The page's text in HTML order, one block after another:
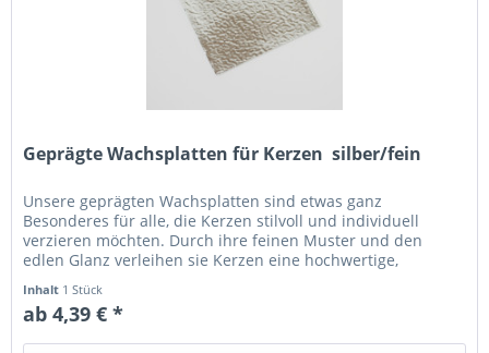
Geprägte Wachsplatten für Kerzen  silber/fein
Unsere geprägten Wachsplatten sind etwas ganz
Besonderes für alle, die Kerzen stilvoll und individuell
verzieren möchten. Durch ihre feinen Muster und den
edlen Glanz verleihen sie Kerzen eine hochwertige,
Inhalt 1 Stück
ab 4,39 € *